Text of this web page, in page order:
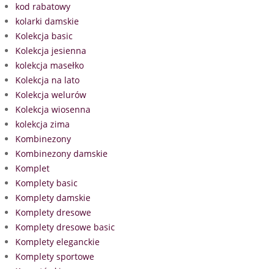
kod rabatowy
kolarki damskie
Kolekcja basic
Kolekcja jesienna
kolekcja masełko
Kolekcja na lato
Kolekcja welurów
Kolekcja wiosenna
kolekcja zima
Kombinezony
Kombinezony damskie
Komplet
Komplety basic
Komplety damskie
Komplety dresowe
Komplety dresowe basic
Komplety eleganckie
Komplety sportowe